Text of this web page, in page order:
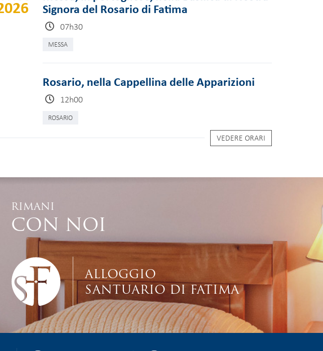
Signora del Rosario di Fatima
07h30
MESSA
Rosario, nella Cappellina delle Apparizioni
12h00
ROSARIO
VEDERE ORARI
RIMANI
CON NOI
ALLOGGIO
SANTUARIO DI FATIMA